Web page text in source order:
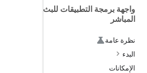
واجهة برمجة التطبيقات للبث
المباشر
نظرة عامة
البدء
الإمكانات